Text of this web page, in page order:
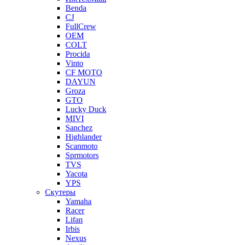
Benda
CJ
FullCrew
OEM
COLT
Procida
Vinto
CF MOTO
DAYUN
Groza
GTO
Lucky Duck
MIVI
Sanchez
Highlander
Scanmoto
Sprmotors
TVS
Yacota
YPS
Скутеры
Yamaha
Racer
Lifan
Irbis
Nexus